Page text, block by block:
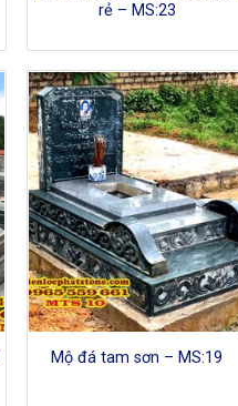
rẻ – MS:23
Mộ đá tam sơn – MS:19